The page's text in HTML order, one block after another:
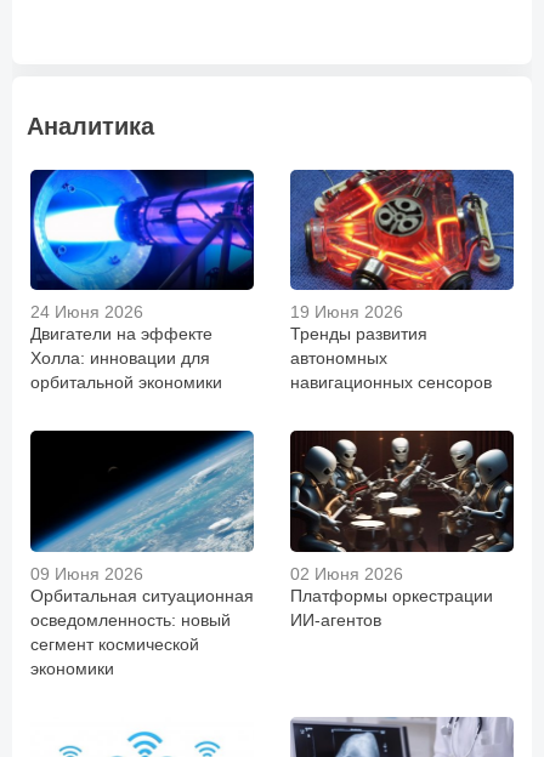
Аналитика
24 Июня 2026
Двигатели на эффекте
Холла: инновации для
орбитальной экономики
19 Июня 2026
Тренды развития
автономных
навигационных сенсоров
09 Июня 2026
Орбитальная ситуационная
осведомленность: новый
сегмент космической
экономики
02 Июня 2026
Платформы оркестрации
ИИ-агентов